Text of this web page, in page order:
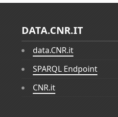
DATA.CNR.IT
data.CNR.it
SPARQL Endpoint
CNR.it